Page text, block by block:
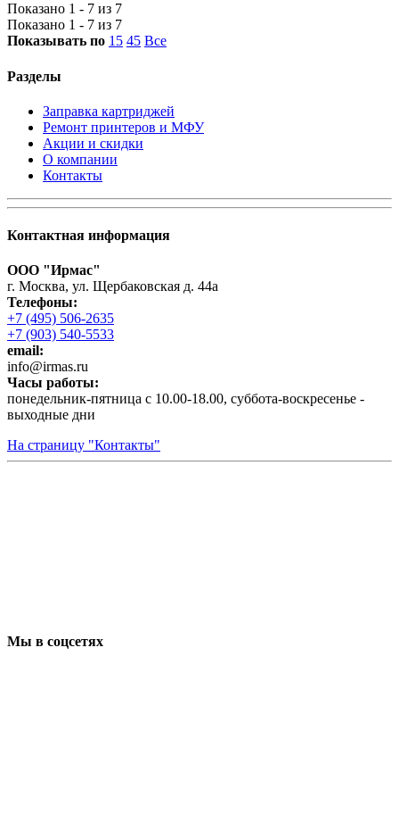
Показано 1 - 7 из 7
Показано 1 - 7 из 7
Показывать по 15 45 Все
Разделы
Заправка картриджей
Ремонт принтеров и МФУ
Акции и скидки
О компании
Контакты
Контактная информация
ООО "Ирмас"
г. Москва, ул. Щербаковская д. 44а
Телефоны:
+7 (495) 506-2635
+7 (903) 540-5533
email:
infо@irmas.ru
Часы работы:
понедельник-пятница с 10.00-18.00, суббота-воскресенье -
выходные дни
На страницу "Контакты"
Мы в соцсетях